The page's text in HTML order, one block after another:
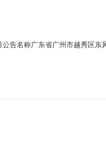
告名称广东省广州市越秀区东
广州市越秀区东风中路318号